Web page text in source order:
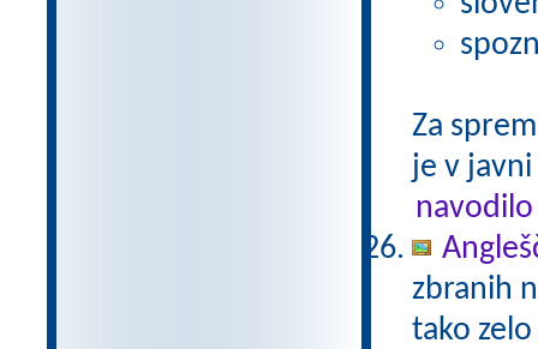
Za
je v
navodilo
zbranih
tako